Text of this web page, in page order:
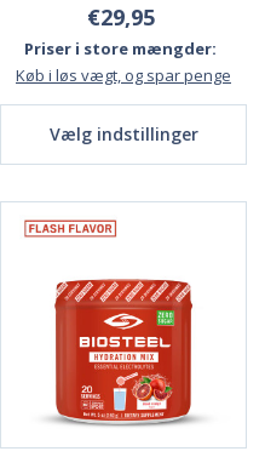
€29,95
Priser i store mængder:
Køb i løs vægt, og spar penge
Vælg indstillinger